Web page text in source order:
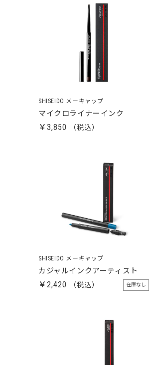
SHISEIDO メーキャップ
マイクロライナーインク
￥3,850
SHISEIDO メーキャップ
カジャルインクアーティスト
￥2,420 在庫なし